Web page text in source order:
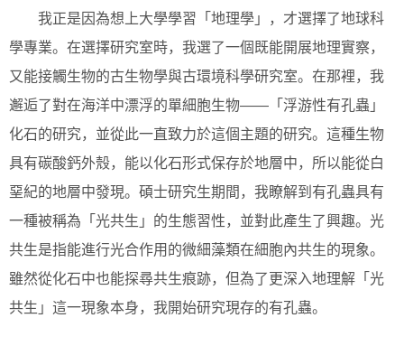
我正是因為想上大學學習「地理學」，才選擇了地球科
學專業。在選擇研究室時，我選了一個既能開展地理實察，
又能接觸生物的古生物學與古環境科學研究室。在那裡，我
邂逅了對在海洋中漂浮的單細胞生物——「浮游性有孔蟲」
化石的研究，並從此一直致力於這個主題的研究。這種生物
具有碳酸鈣外殼，能以化石形式保存於地層中，所以能從白
堊紀的地層中發現。碩士研究生期間，我瞭解到有孔蟲具有
一種被稱為「光共生」的生態習性，並對此產生了興趣。光
共生是指能進行光合作用的微細藻類在細胞內共生的現象。
雖然從化石中也能探尋共生痕跡，但為了更深入地理解「光
共生」這一現象本身，我開始研究現存的有孔蟲。